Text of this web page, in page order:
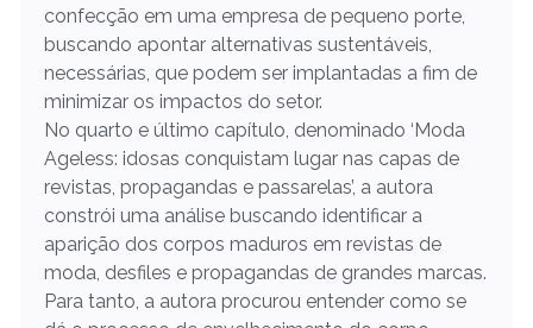
confecção em uma empresa de pequeno porte,
buscando apontar alternativas sustentáveis,
necessárias, que podem ser implantadas a fim de
minimizar os impactos do setor.
No quarto e último capítulo, denominado ‘Moda
Ageless: idosas conquistam lugar nas capas de
revistas, propagandas e passarelas’, a autora
constrói uma análise buscando identificar a
aparição dos corpos maduros em revistas de
moda, desfiles e propagandas de grandes marcas.
Para tanto, a autora procurou entender como se